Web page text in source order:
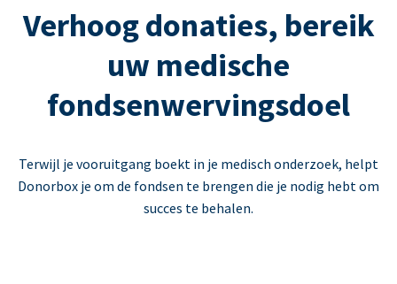
Verhoog donaties, bereik
uw medische
fondsenwervingsdoel
Terwijl je vooruitgang boekt in je medisch onderzoek, helpt
Donorbox je om de fondsen te brengen die je nodig hebt om
succes te behalen.